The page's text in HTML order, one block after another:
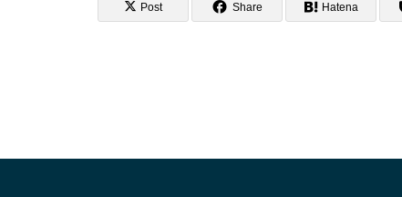
Post Share Hatena